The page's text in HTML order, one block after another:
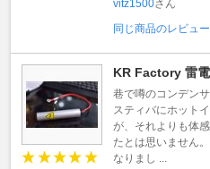
vitz1500さん
同じ商品のレビュ
KR Factory 雷電
巷で噂のコンデン
スティバにホット
が、それよりも体
たとは思いません
なりまし ...